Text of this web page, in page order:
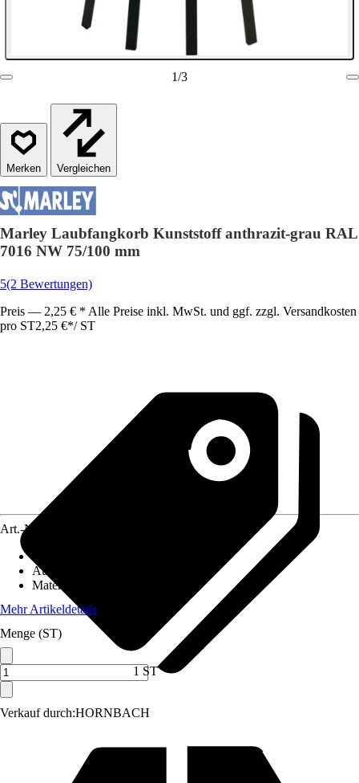
1/3
Vergleichen
Marley Laubfangkorb Kunststoff anthrazit-grau RAL
7016 NW 75/100 mm
5(2 Bewertungen)
Preis — 2,25 € * Alle Preise inkl. MwSt. und ggf. zzgl. Versandkosten
pro ST2,25 €*/ ST
Verkauf durch:HORNBACH
Art.-Nr.
Ausführung
Material
Mehr Artikeldetails
Menge (ST)
1 ST